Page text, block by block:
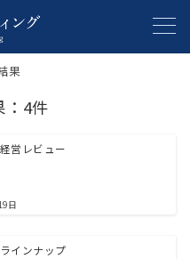
果
：4件
営レビュー
日
インナップ